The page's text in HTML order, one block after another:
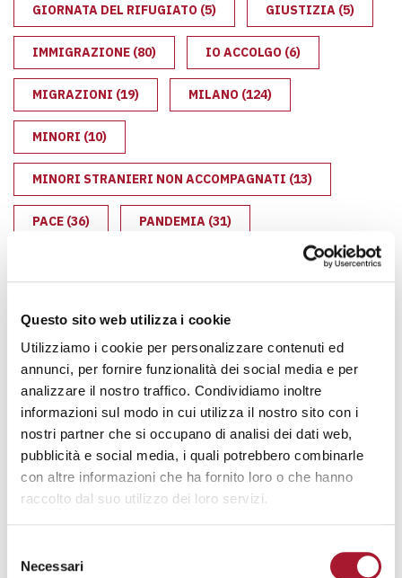
Questo sito web utilizza i cookie
Utilizziamo i cookie per personalizzare contenuti ed
annunci, per fornire funzionalità dei social media e per
analizzare il nostro traffico. Condividiamo inoltre
informazioni sul modo in cui utilizza il nostro sito con i
nostri partner che si occupano di analisi dei dati web,
pubblicità e social media, i quali potrebbero combinarle
con altre informazioni che ha fornito loro o che hanno
raccolto dal suo utilizzo dei loro servizi.
delNecessari
GIORNATA DEL RIFUGIATO (5) GIUSTIZIA (5)
IMMIGRAZIONE (80) IO ACCOLGO (6)
MIGRAZIONI (19) MILANO (124)
MINORI (10)
MINORI STRANIERI NON ACCOMPAGNATI (13)
PACE (36) PANDEMIA (31)
POVERTÀ EDUCATIVA(8)
RIFLESSIONI SPIRITUALI (5) RIFUGIATI
SALUTE(70) SOUQUADERNI22(7)
SOUQUADERNI23(10) SOUQUADERNI24(6)
UCRAINA